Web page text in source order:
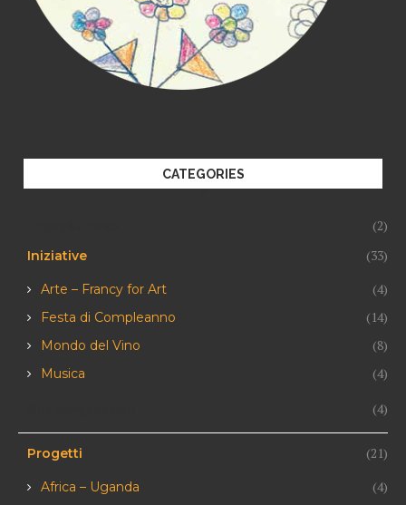
CATEGORIES
(2)
Iniziative (33)
Arte – Francy for Art (4)
Festa di Compleanno (14)
Mondo del Vino (8)
Musica (4)
(4)
Progetti (21)
Africa – Uganda (4)